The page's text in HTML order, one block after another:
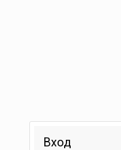
Вход